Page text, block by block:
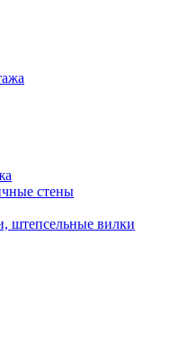
стены
штепсельные вилки